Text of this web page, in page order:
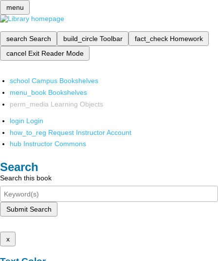
menu
search Search build_circle Toolbar fact_check Homework
cancel Exit Reader Mode
school Campus Bookshelves
menu_book Bookshelves
perm_media Learning Objects
login Login
how_to_reg Request Instructor Account
hub Instructor Commons
Search
Search this book
Submit Search
x